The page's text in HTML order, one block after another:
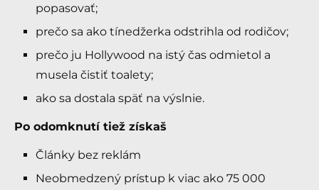
popasovať;
prečo sa ako tínedžerka odstrihla od rodičov;
prečo ju Hollywood na istý čas odmietol a
musela čistiť toalety;
ako sa dostala späť na výslnie.
Po odomknutí tiež získaš
Články bez reklám
Neobmedzený prístup k viac ako 75 000